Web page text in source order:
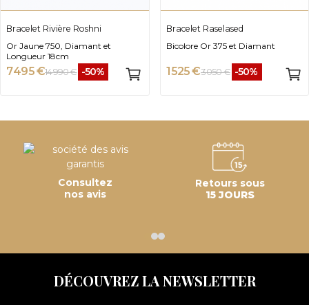
Bracelet Rivière Roshni
Or Jaune 750, Diamant et
Longueur 18cm
7 495 €14 990 € -50%
Bracelet Raselased
Bicolore Or 375 et Diamant
1 525 €3 050 € -50%
Consultez
nos avis
Retours sous
15 JOURS
DÉCOUVREZ LA NEWSLETTER